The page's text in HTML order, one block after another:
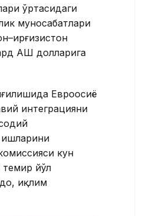
ўртасидаги
муносабатлари
АҚШ долларига
Евроосиё
интеграцияни
кун
темир йўл
иқлим